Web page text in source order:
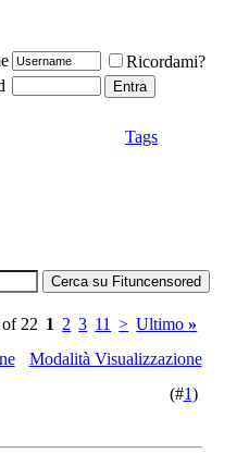
Ricordami?
Tags
22 1 2 3 11 > Ultimo»
Modalità Visualizzazione
(#1)